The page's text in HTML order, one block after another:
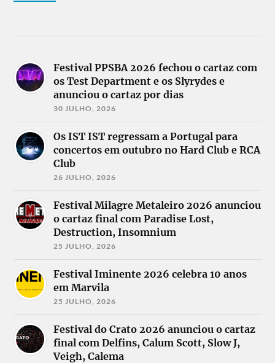
Festival PPSBA 2026 fechou o cartaz com
os Test Department e os Slyrydes e
anunciou o cartaz por dias
30 JULHO, 2026
Os IST IST regressam a Portugal para
concertos em outubro no Hard Club e RCA
Club
26 JULHO, 2026
Festival Milagre Metaleiro 2026 anunciou
o cartaz final com Paradise Lost,
Destruction, Insomnium
25 JULHO, 2026
Festival Iminente 2026 celebra 10 anos
em Marvila
25 JULHO, 2026
Festival do Crato 2026 anunciou o cartaz
final com Delfins, Calum Scott, Slow J,
Veigh, Calema